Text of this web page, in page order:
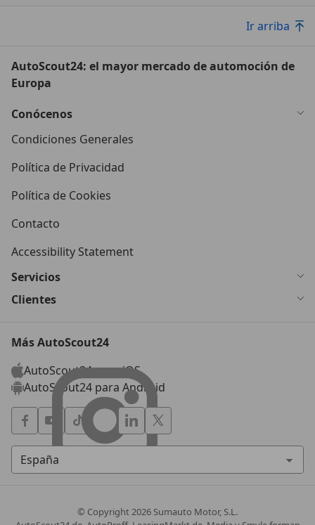
Ir arriba
AutoScout24: el mayor mercado de automoción de
Europa
Conócenos
Condiciones Generales
Política de Privacidad
Política de Cookies
Contacto
Accessibility Statement
Servicios
Clientes
Más AutoScout24
AutoScout24 para iOS
AutoScout24 para Android
© Copyright2026 Sumauto Motor, S.L.